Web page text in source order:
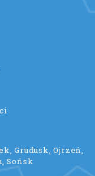
Grudusk, Ojrzeń,
Sońsk